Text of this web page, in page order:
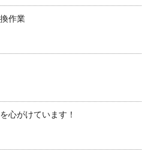
作業
心がけています！